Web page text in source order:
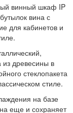
винный шкаф IP
вина с
для кабинетов и
древесины в
стеклопакета
стиле.
на базе
еще и сохраняет